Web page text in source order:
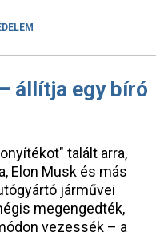
állítja egy bíró
talált arra,
Elon Musk és más
járművei
megengedték,
vezessék – a